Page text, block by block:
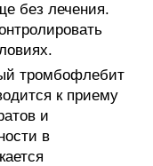
без лечения.
тромбофлебит
к приему
и
в